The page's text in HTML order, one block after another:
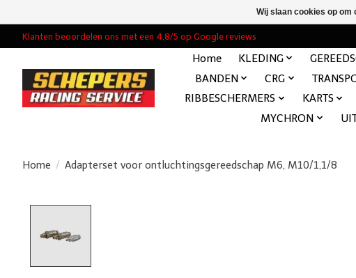
Klanten beoordelen ons met een 4,8/5 op Google reviews
Home KLEDING
BANDEN
CRG
RIBBESCHERMERS
KARTS
MYCHRON
Home / Adapterset voor ontluchtingsgereedschap M6, M10/1,1/8
Wij slaan cookies op om